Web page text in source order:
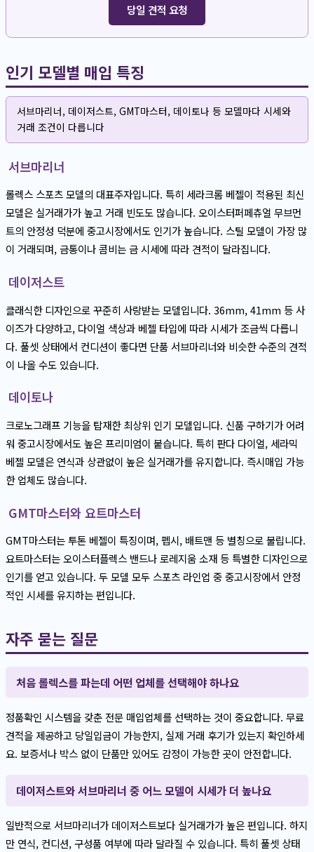
당일 견적 요청
인기 모델별 매입 특징
서브마리너, 데이저스트, GMT마스터, 데이토나 등 모델마다 시세와
거래 조건이 다릅니다
서브마리너
롤렉스 스포츠 모델의 대표주자입니다. 특히 세라크롬 베젤이 적용된 최신
모델은 실거래가가 높고 거래 빈도도 많습니다. 오이스터퍼페츄얼 무브먼
트의 안정성 덕분에 중고시장에서도 인기가 높습니다. 스틸 모델이 가장 많
이 거래되며, 금통이나 콤비는 금 시세에 따라 견적이 달라집니다.
데이저스트
클래식한 디자인으로 꾸준히 사랑받는 모델입니다. 36mm, 41mm 등 사
이즈가 다양하고, 다이얼 색상과 베젤 타입에 따라 시세가 조금씩 다릅니
다. 풀셋 상태에서 컨디션이 좋다면 단품 서브마리너와 비슷한 수준의 견적
이 나올 수도 있습니다.
데이토나
크로노그래프 기능을 탑재한 최상위 인기 모델입니다. 신품 구하기가 어려
워 중고시장에서도 높은 프리미엄이 붙습니다. 특히 판다 다이얼, 세라믹
베젤 모델은 연식과 상관없이 높은 실거래가를 유지합니다. 즉시매입 가능
한 업체도 많습니다.
GMT마스터와 요트마스터
GMT마스터는 투톤 베젤이 특징이며, 펩시, 배트맨 등 별칭으로 불립니다.
요트마스터는 오이스터플렉스 밴드나 로레지움 소재 등 특별한 디자인으로
인기를 얻고 있습니다. 두 모델 모두 스포츠 라인업 중 중고시장에서 안정
적인 시세를 유지하는 편입니다.
자주 묻는 질문
처음 롤렉스를 파는데 어떤 업체를 선택해야 하나요
정품확인 시스템을 갖춘 전문 매입업체를 선택하는 것이 중요합니다. 무료
견적을 제공하고 당일입금이 가능한지, 실제 거래 후기가 있는지 확인하세
요. 보증서나 박스 없이 단품만 있어도 감정이 가능한 곳이 안전합니다.
데이저스트와 서브마리너 중 어느 모델이 시세가 더 높나요
일반적으로 서브마리너가 데이저스트보다 실거래가가 높은 편입니다. 하지
만 연식, 컨디션, 구성품 여부에 따라 달라질 수 있습니다. 특히 풀셋 상태